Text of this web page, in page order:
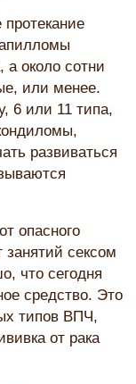
а около сотни
или менее.
6 или 11 типа,
развиваться
опасного
занятий сексом
что сегодня
средство. Это
типов ВПЧ,
от рака